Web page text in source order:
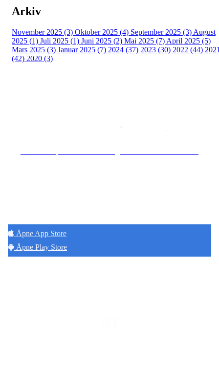
Arkiv
November 2025 (3) Oktober 2025 (4) September 2025 (3) August
2025 (1) Juli 2025 (1) Juni 2025 (2) Mai 2025 (7) April 2025 (5)
Mars 2025 (3) Januar 2025 (7) 2024 (37) 2023 (30) 2022 (44)
(42) 2020 (3)
Åpne App Store
Åpne Play Store